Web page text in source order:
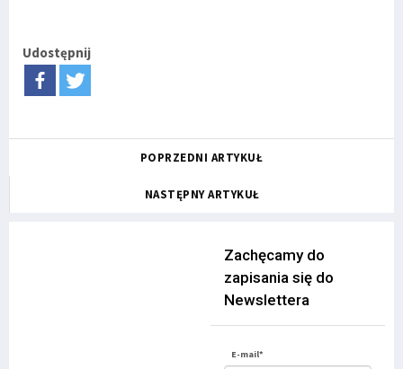
Udostępnij
POPRZEDNI ARTYKUŁ
NASTĘPNY ARTYKUŁ
Zachęcamy do
zapisania się do
Newslettera
E-mail*